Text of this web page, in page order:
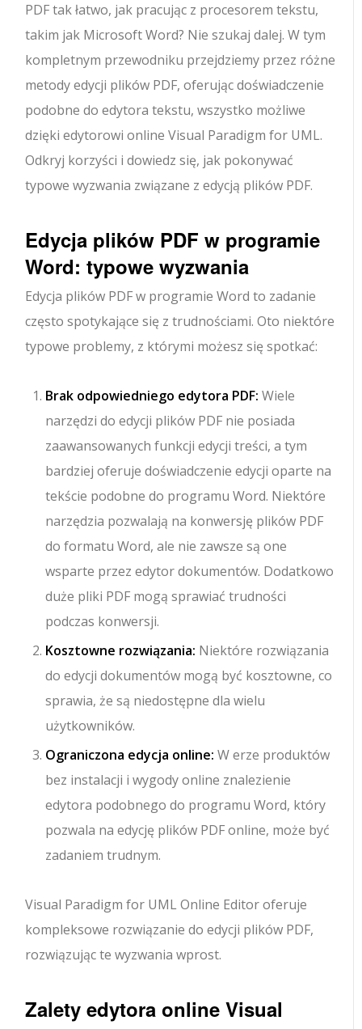
PDF tak łatwo, jak pracując z procesorem tekstu,
takim jak Microsoft Word? Nie szukaj dalej. W tym
kompletnym przewodniku przejdziemy przez różne
metody edycji plików PDF, oferując doświadczenie
podobne do edytora tekstu, wszystko możliwe
dzięki edytorowi online Visual Paradigm for UML.
Odkryj korzyści i dowiedz się, jak pokonywać
typowe wyzwania związane z edycją plików PDF.
Edycja plików PDF w programie
Word: typowe wyzwania
Edycja plików PDF w programie Word to zadanie
często spotykające się z trudnościami. Oto niektóre
typowe problemy, z którymi możesz się spotkać:
Brak odpowiedniego edytora PDF: Wiele
narzędzi do edycji plików PDF nie posiada
zaawansowanych funkcji edycji treści, a tym
bardziej oferuje doświadczenie edycji oparte na
tekście podobne do programu Word. Niektóre
narzędzia pozwalają na konwersję plików PDF
do formatu Word, ale nie zawsze są one
wsparte przez edytor dokumentów. Dodatkowo
duże pliki PDF mogą sprawiać trudności
podczas konwersji.
Kosztowne rozwiązania: Niektóre rozwiązania
do edycji dokumentów mogą być kosztowne, co
sprawia, że są niedostępne dla wielu
użytkowników.
Ograniczona edycja online: W erze produktów
bez instalacji i wygody online znalezienie
edytora podobnego do programu Word, który
pozwala na edycję plików PDF online, może być
zadaniem trudnym.
Visual Paradigm for UML Online Editor oferuje
kompleksowe rozwiązanie do edycji plików PDF,
rozwiązując te wyzwania wprost.
Zalety edytora online Visual